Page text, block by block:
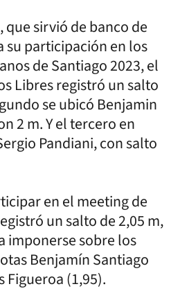
que sirvió de banco de
su participación en los
de Santiago 2023, el
Libres registró un salto
se ubicó Benjamin
2 m. Y el tercero en
Pandiani, con salto
en el meeting de
un salto de 2,05 m,
imponerse sobre los
Benjamín Santiago
Figueroa (1,95).